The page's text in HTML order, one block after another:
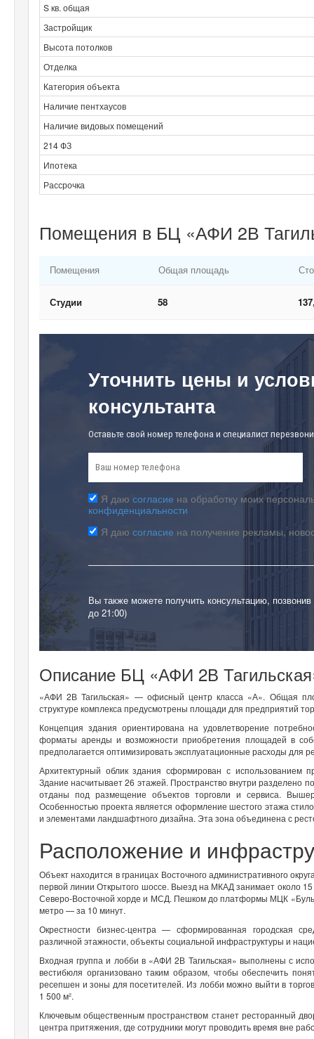
S кв. общая
Застройщик
Высота потолков
Отделка
Категория объекта
Наличие пентхаусов
Наличие видовых помещений
214 ФЗ
Ипотека
Рассрочка
Помещения в БЦ «АФИ 2В
Помещения Общая площадь
Студии 58
Уточнить цены и
консультанта
Оставьте свой номер телефона и специалист
Я даю согласие на обработку моих
конфиденциальности
Я даю согласие на получение рекламы,
Вы также можете получить консультацию,
до 21:00)
Описание БЦ «АФИ 2В
«АФИ 2В Тагильская» — офисный центр класса «А». Общая
структуре комплекса предусмотрены площади для предприятий
Концепция здания ориентирована на удовлетворение
форматы аренды и возможности приобретения площадей в
предполагается оптимизировать эксплуатационные расходы для
Архитектурный облик здания сформирован с использованием
Здание насчитывает 26 этажей. Пространство внутри разделено
отданы под размещение объектов торговли и сервиса.
Особенностью проекта является оформление шестого этажа
и элементами ландшафтного дизайна. Эта зона объединена с
Расположение и
Объект находится в границах Восточного административного
первой линии Открытого шоссе. Выезд на МКАД занимает около
Северо-Восточной хорде и МСД. Пешком до платформы МЦК
метро — за 10 минут.
Окрестности бизнес-центра — сформированная городская
различной этажности, объекты социальной инфраструктуры и
Входная группа и лобби в «АФИ 2В Тагильская» выполнены с
вестибюля организовано таким образом, чтобы обеспечить
ресепшен и зоны для посетителей. Из лобби можно выйти в
1 500 м².
Ключевым общественным пространством станет ресторанный
центра притяжения, где сотрудники могут проводить время вне